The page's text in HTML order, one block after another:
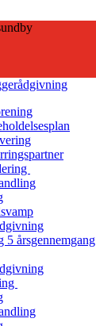
årsgennemgang